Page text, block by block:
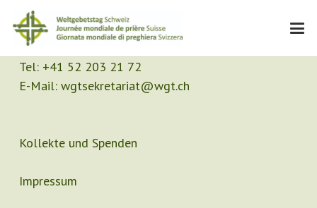
Kontakt
Sekretariat
Tel: +41 52 203 21 72
E-Mail: wgtsekretariat@wgt.ch
Kollekte und Spenden
Impressum